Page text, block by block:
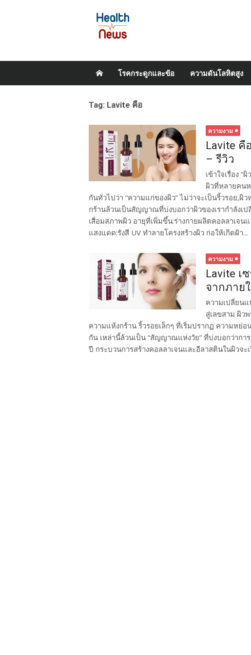
โรคกระดูกและข้อ ความดันโลหิตสูง
Tag: Lavite คือ
ความงาม
Lavite คื
– รีวิว
เข้าใจเรื่อง
ผิวที่หลายคน
กันทั่วไปว่า “ความแก่ของผิว” ไม่ว่าจะเป็นริ้วรอย,
กร้านล้วนเป็นสัญญาณที่บ่งบอกว่าผิวของเรากำลังเ
เสื่อมสภาพผิว อายุที่เพิ่มขึ้น:ร่างกายผลิตคอลลาเจ
แสงแดด:รังสี UV ทำลายโครงสร้างผิว ก่อให้เกิดฝ้า...
ความงาม
Lavite เ
จากภาย
ความเปลี่ยนแ
สู่เลขสาม ผิว
ความแห้งกร้าน ริ้วรอยเล็กๆ ที่เริ่มปรากฏ ความหย่
กัน เหล่านี้ล้วนเป็น “สัญญาณแห่งวัย” ที่บ่งบอกว่ากา
ปี กระบวนการสร้างคอลลาเจนและอีลาสตินในผิวจะ